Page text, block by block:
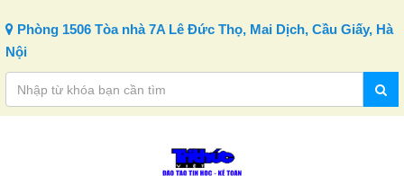
Phòng 1506 Tòa nhà 7A Lê Đức Thọ, Mai Dịch, Cầu Giấy, Hà
Nội